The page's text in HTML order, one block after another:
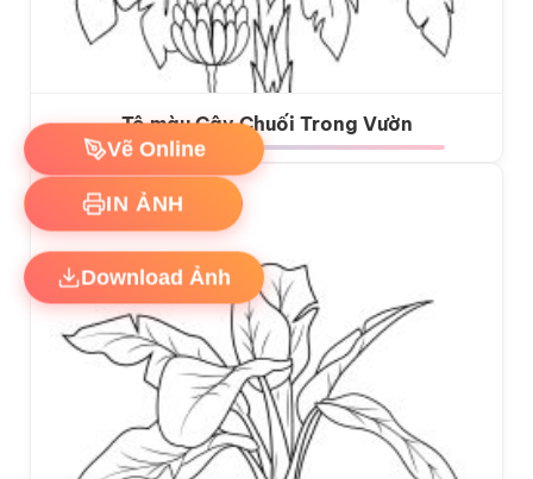
Tô màu Cây Chuối Trong Vườn
Vẽ Online
IN ẢNH
Download Ảnh